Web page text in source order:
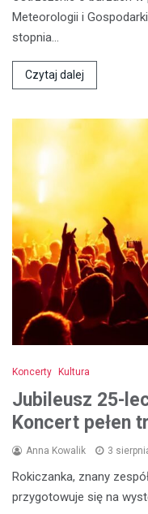
Meteorologii i
stopnia…
Czytaj dalej
Koncerty Kultura
Jubileusz 25-
Koncert pełen
Anna Kowalik 3
Rokiczanka, znany
przygotowuje się na